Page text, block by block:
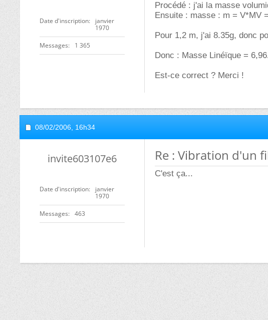
Date d'inscription
janvier
1970
Messages 1 365
Procédé : j'ai la masse
Ensuite : masse : m = V*MV
Pour 1,2 m, j'ai 8.35g, donc
Donc : Masse Linéïque =
Est-ce correct ? Merci !
08/02/2006, 16h34
invite603107e6
Date d'inscription
janvier
1970
Messages 463
Re : Vibration d'un
C'est ça...